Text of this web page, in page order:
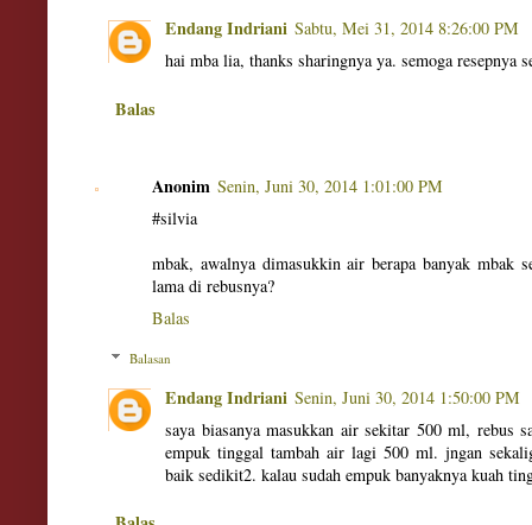
Endang Indriani Sabtu, Mei 31, 2014 8:26:00 PM
hai mba lia, thanks sharingnya ya. semoga resepnya
Balas
Anonim Senin, Juni 30, 2014 1:01:00 PM
#silvia
mbak, awalnya dimasukkin air berapa banyak mbak
lama di rebusnya?
Balas
Balasan
Endang Indriani Senin, Juni 30, 2014 1:50:00 PM
saya biasanya masukkan air sekitar 500 ml, rebus
empuk tinggal tambah air lagi 500 ml. jngan
baik sedikit2. kalau sudah empuk banyaknya kuah